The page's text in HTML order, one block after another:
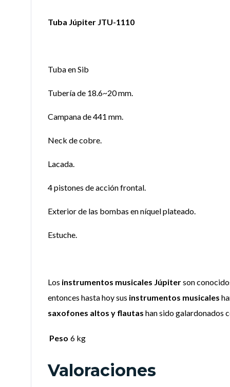
Tuba Júpiter JTU-1110
Tuba en Sib
Tubería de 18.6~20 mm.
Campana de 441 mm.
Neck de cobre.
Lacada.
4 pistones de acción frontal.
Exterior de las bombas en níquel plateado.
Estuche.
Los instrumentos musicales Júpiterson
entonces hasta hoy sus instrumentos musicales
saxofones altos y flautas han sido galardonados
Peso 6 kg
Valoraciones